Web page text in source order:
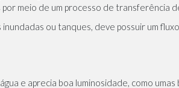
meio de um processo de transferência
ou tanques, deve possuir um
e aprecia boa luminosidade, como umas